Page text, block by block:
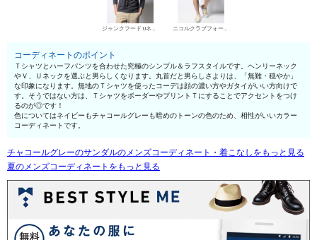
ジャンクフード UネックTシャツ ニコルクラブフォーメン デニムパンツ・ジーンズ
コーディネートのポイント
Ｔシャツとハーフパンツを合わせた究極のシンプル＆ラフスタイルです。ヘンリーネック
やＶ、Ｕネックを選ぶと男らしくなります。丸首だと男らしさよりは、「無難・穏やか」
な印象になります。無地のＴシャツを使ったコーデは顔の濃い方やガタイがいい方向けで
す。そうではない方は、ＴシャツをボーダーやプリントＴにすることでアクセントをつけ
るのが◎です！
色についてはネイビーもチャコールグレーも暗めのトーンの色のため、相性がいいカラー
コーディネートです。
チャコールグレーのサンダルのメンズコーディネート・着こなしをもっと見る
夏のメンズコーディネートをもっと見る